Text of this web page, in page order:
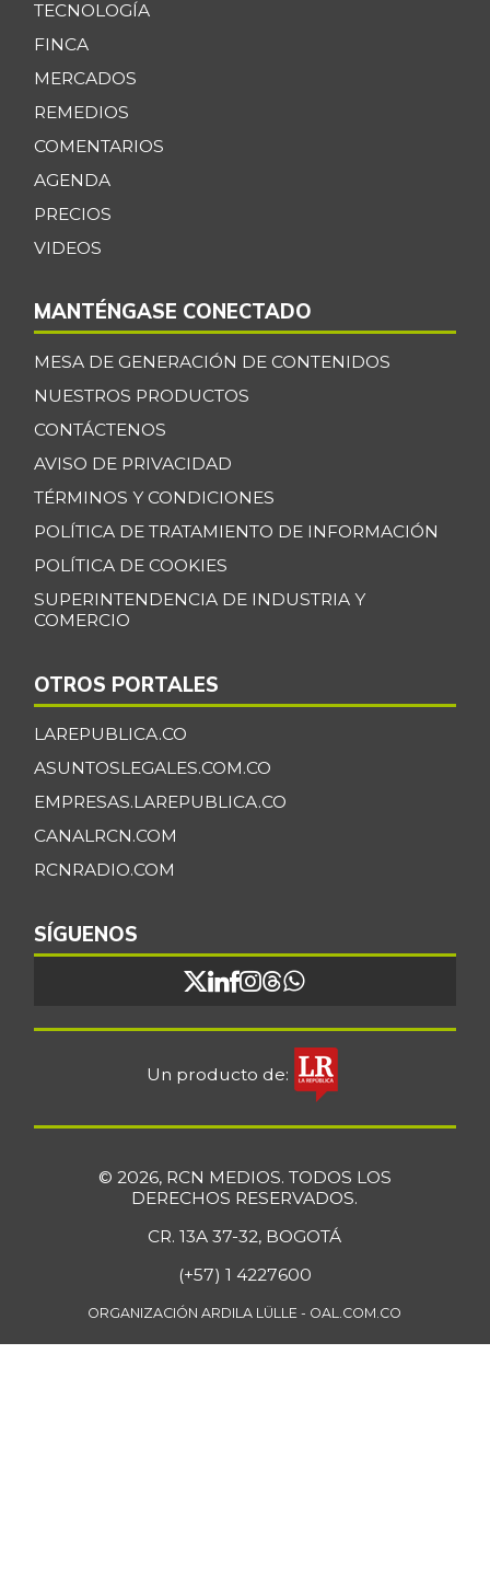
TECNOLOGÍA
FINCA
MERCADOS
REMEDIOS
COMENTARIOS
AGENDA
PRECIOS
VIDEOS
MANTÉNGASE CONECTADO
MESA DE GENERACIÓN DE CONTENIDOS
NUESTROS PRODUCTOS
CONTÁCTENOS
AVISO DE PRIVACIDAD
TÉRMINOS Y CONDICIONES
POLÍTICA DE TRATAMIENTO DE INFORMACIÓN
POLÍTICA DE COOKIES
SUPERINTENDENCIA DE INDUSTRIA Y
COMERCIO
OTROS PORTALES
LAREPUBLICA.CO
ASUNTOSLEGALES.COM.CO
EMPRESAS.LAREPUBLICA.CO
CANALRCN.COM
RCNRADIO.COM
SÍGUENOS
Un producto de:
© 2026, RCN MEDIOS. TODOS LOS
DERECHOS RESERVADOS.
CR. 13A 37-32, BOGOTÁ
(+57) 1 4227600
ORGANIZACIÓN ARDILA LÜLLE - OAL.COM.CO